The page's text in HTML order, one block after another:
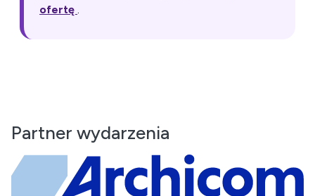
ofertę .
Partner wydarzenia